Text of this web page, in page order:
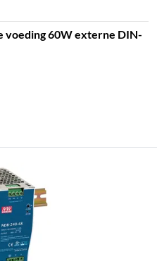
voeding 60W externe DIN-